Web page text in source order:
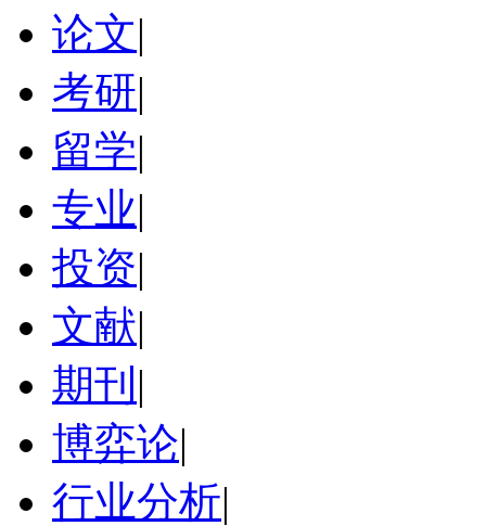
论文|
考研|
留学|
专业|
投资|
文献|
期刊 |
博弈论|
行业分析|